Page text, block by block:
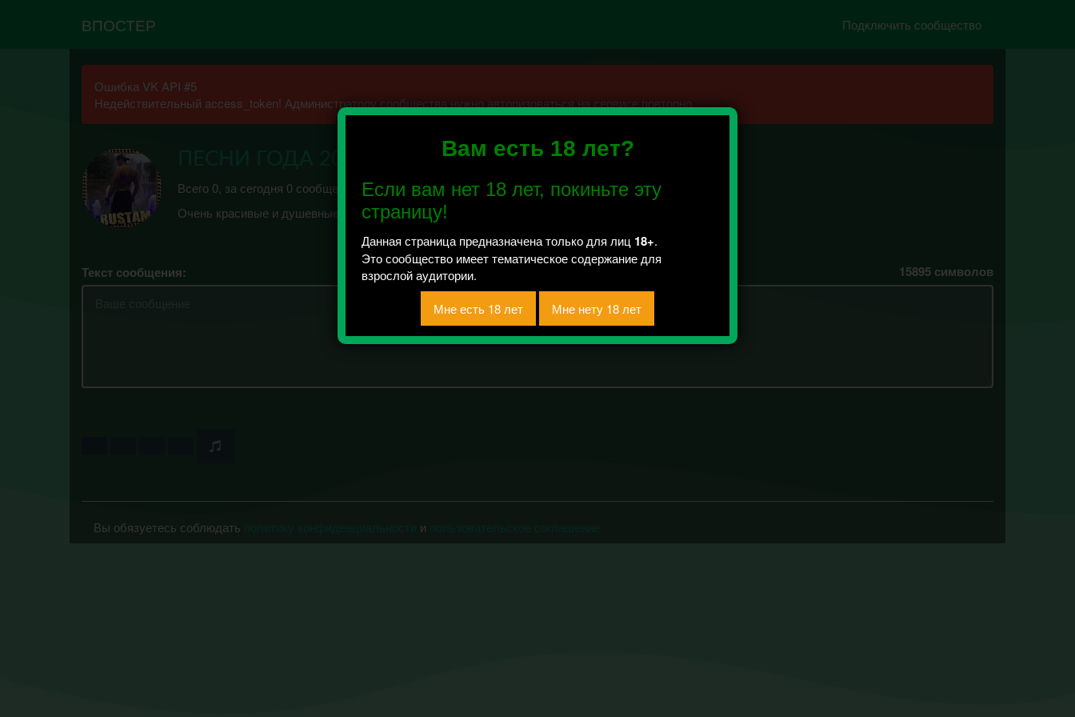
Вам есть 18 лет?
Если вам нет 18 лет, покиньте эту
страницу!
Данная страница предназначена только для лиц 18+.
Это сообщество имеет тематическое содержание для
взрослой аудитории.
ВПОСТЕР Подключить сообщество
Ошибка VK API #5
Недействительный access_token! Администратору сообщества нужно авторизоваться на сервисе повторно.
Всего 0, за сегодня 0 сообщений отправлено / Рейтинг 0
Очень красивые и душевные песни✮ Душевный шансон о жизни.
Текст сообщения: 15895 символов
Вы обязуетесь соблюдать и